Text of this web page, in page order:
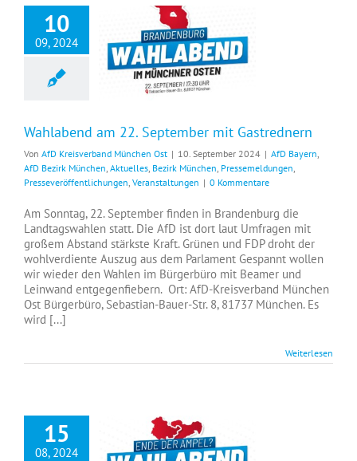
10
09, 2024
Wahlabend am 22. September mit Gastrednern
Von AfD Kreisverband München Ost | 10. September 2024 | AfD Bayern
AfD Bezirk München Aktuelles Bezirk München Pressemeldungen
Presseveröffentlichungen Veranstaltungen | 0 Kommentare
Am Sonntag, 22. September finden in Brandenburg die
Landtagswahlen statt. Die AfD ist dort laut Umfragen mit
großem Abstand stärkste Kraft. Grünen und FDP droht der
wohlverdiente Auszug aus dem Parlament Gespannt wollen
wir wieder den Wahlen im Bürgerbüro mit Beamer und
Leinwand entgegenfiebern. Ort: AfD-Kreisverband München
Ost Bürgerbüro, Sebastian-Bauer-Str. 8, 81737 München. Es
wird [...]
Weiterlesen
15
08, 2024